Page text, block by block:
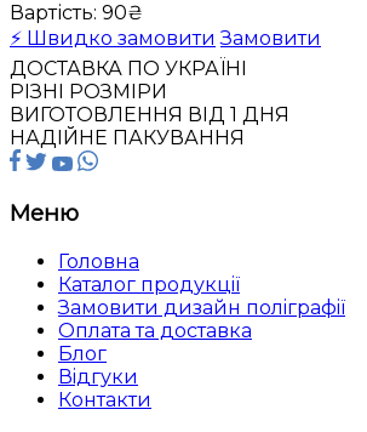
Вартість: 90₴
⚡ Швидко замовити Замовити
ДОСТАВКА ПО УКРАЇНI
РIЗНI РОЗМIРИ
ВИГОТОВЛЕННЯ ВIД 1 ДНЯ
НАДIЙНЕ ПАКУВАННЯ
Меню
Головна
Каталог продукцiї
Замовити дизайн полiграфiї
Оплата та доставка
Блог
Вiдгуки
Контакти